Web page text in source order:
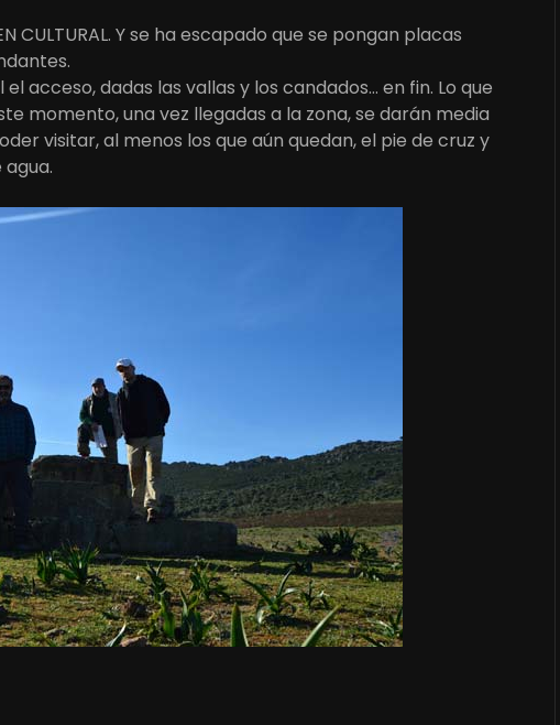
CULTURAL. Y se ha escapado que se pongan placas
acceso, dadas las vallas y los candados… en fin. Lo que
momento, una vez llegadas a la zona, se darán media
visitar, al menos los que aún quedan, el pie de cruz y